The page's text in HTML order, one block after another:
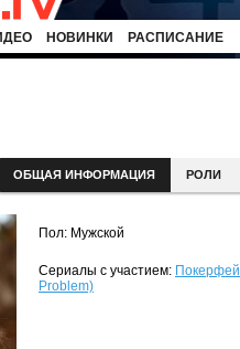
НОВИНКИ РАСПИСАНИЕ
ОБЩАЯ ИНФОРМАЦИЯ РОЛИ
Пол: Мужской
Сериалы с участием:
Problem)